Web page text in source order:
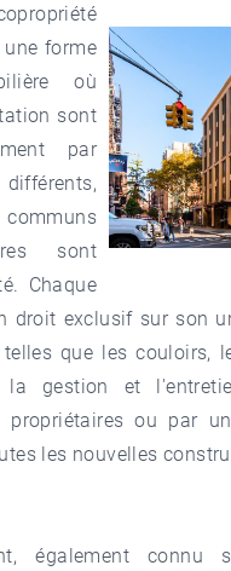
forme
où
sont
par
communs
sont
Chaque
droit exclusif sur son
que les couloirs,
la gestion et
propriétaires ou par
les nouvelles
également